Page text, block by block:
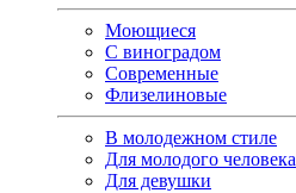
Моющиеся
С виноградом
Современные
Флизелиновые
В молодежном стиле
Для молодого человека
Для девушки